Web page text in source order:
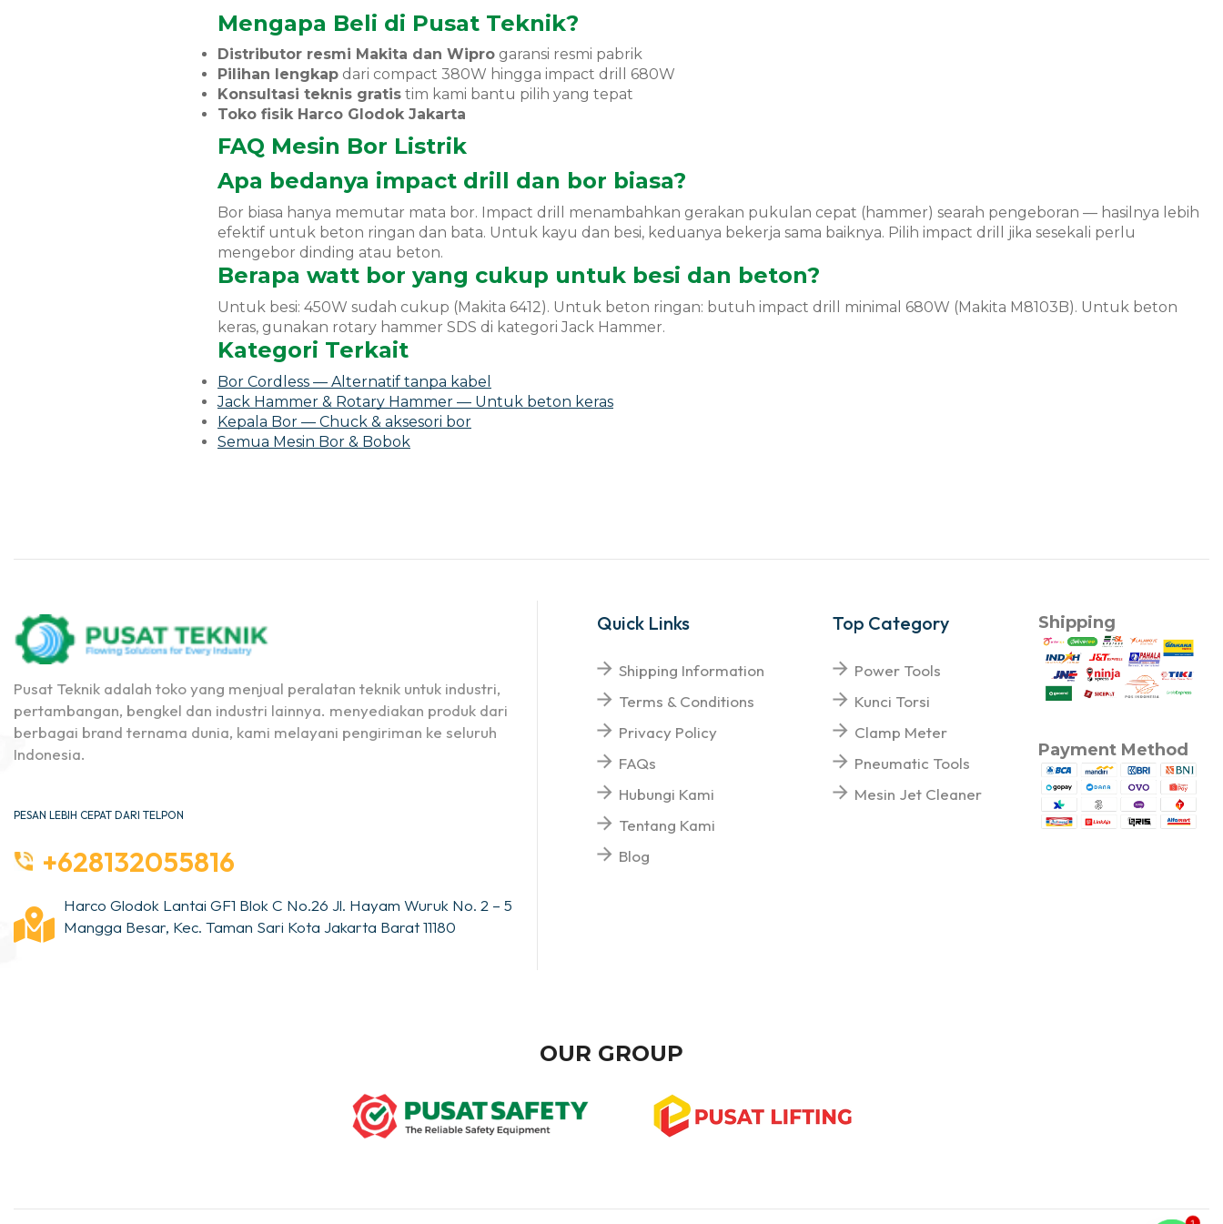
Mengapa Beli di Pusat Teknik?
Distributor resmi Makita dan Wipro garansi resmi pabrik
Pilihan lengkap dari compact 380W hingga impact drill 680W
Konsultasi teknis gratis tim kami bantu pilih yang tepat
Toko fisik Harco Glodok Jakarta
FAQ Mesin Bor Listrik
Apa bedanya impact drill dan bor biasa?
Bor biasa hanya memutar mata bor. Impact drill menambahkan gerakan pukulan cepat (hammer) searah pengeboran — hasilnya lebih
efektif untuk beton ringan dan bata. Untuk kayu dan besi, keduanya bekerja sama baiknya. Pilih impact drill jika sesekali perlu
mengebor dinding atau beton.
Berapa watt bor yang cukup untuk besi dan beton?
Untuk besi: 450W sudah cukup (Makita 6412). Untuk beton ringan: butuh impact drill minimal 680W (Makita M8103B). Untuk beton
keras, gunakan rotary hammer SDS di kategori Jack Hammer.
Kategori Terkait
Bor Cordless — Alternatif tanpa kabel
Jack Hammer & Rotary Hammer — Untuk beton keras
Kepala Bor — Chuck & aksesori bor
Semua Mesin Bor & Bobok
Pusat Teknik adalah toko yang menjual peralatan teknik untuk industri,
pertambangan, bengkel dan industri lainnya. menyediakan produk dari
berbagai brand ternama dunia, kami melayani pengiriman ke seluruh
Indonesia.
PESAN LEBIH CEPAT DARI TELPON
+628132055816
Harco Glodok Lantai GF1 Blok C No.26 Jl. Hayam Wuruk No. 2 – 5
Mangga Besar, Kec. Taman Sari Kota Jakarta Barat 11180
Quick Links
Shipping Information
Terms & Conditions
Privacy Policy
FAQs
Hubungi Kami
Tentang Kami
Blog
Top Category
Power Tools
Kunci Torsi
Clamp Meter
Pneumatic Tools
Mesin Jet Cleaner
Shipping
Payment Method
OUR GROUP